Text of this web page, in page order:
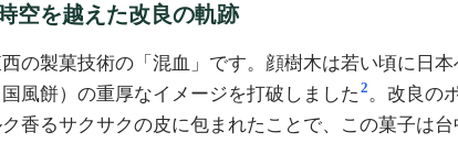
空を越えた改良の軌跡
の製菓技術の「混血」です。顔樹木は若い頃に日
風餅）の重厚なイメージを打破しました 2 。改良の
香るサクサクの皮に包まれたことで、この菓子は台